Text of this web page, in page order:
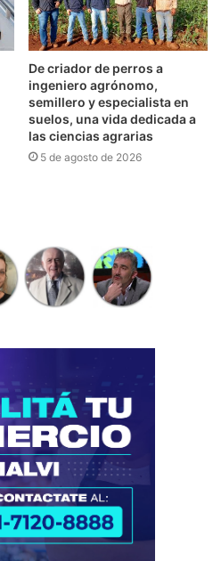
De criador de perros a
ingeniero agrónomo,
semillero y especialista en
suelos, una vida dedicada a
las ciencias agrarias
5 de agosto de 2026